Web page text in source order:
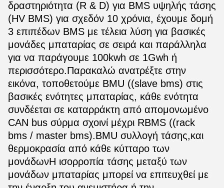
δραστηριότητα (R & D) για BMS υψηλής τάσης
(HV BMS) για σχεδόν 10 χρόνια, έχουμε δομή
3 επιπέδων BMS με τέλεια λύση για βασικές
μονάδες μπαταρίας σε σειρά και παράλληλα
για να παράγουμε 100kwh σε 1Gwh ή
περισσότερο.Παρακαλώ ανατρέξτε στην
εικόνα, τοποθετούμε BMU ((slave bms) στις
βασικές ενότητες μπαταρίας, κάθε ενότητα
συνδέεται σε καταρράκτη από απομονωμένο
CAN bus σύρμα σχοινί μέχρι RBMS ((rack
bms / master bms).BMU συλλογή τάσης,και
θερμοκρασία από κάθε κύτταρο των
μονάδωνΗ ισορροπία τάσης μεταξύ των
μονάδων μπαταρίας μπορεί να επιτευχθεί με